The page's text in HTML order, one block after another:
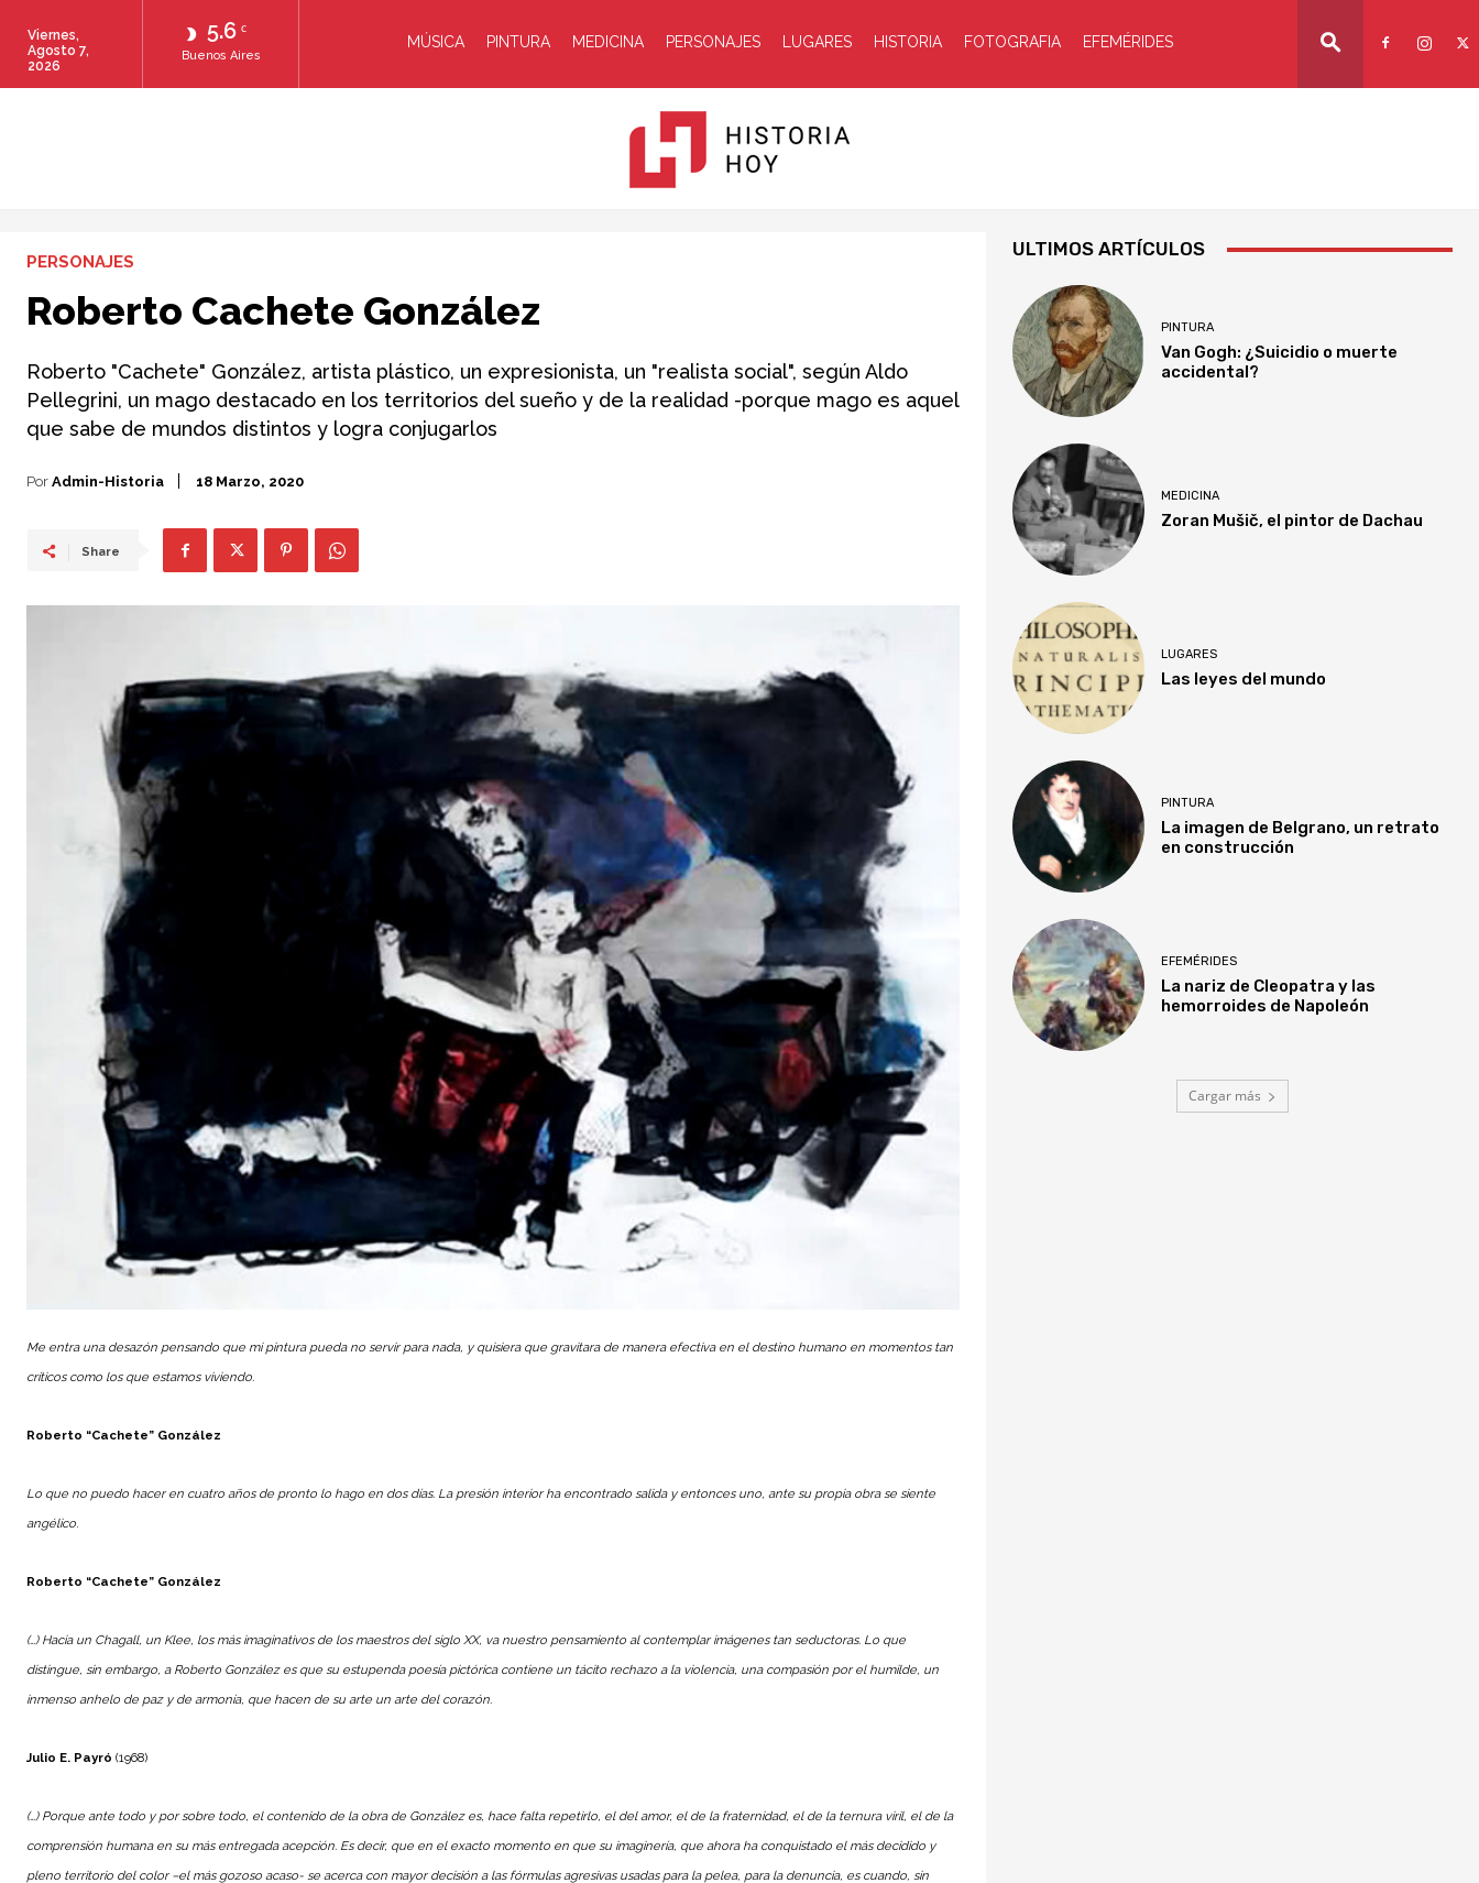
5.6 C
Buenos Aires
Viernes,
Agosto 7,
2026
MÚSICA PINTURA MEDICINA PERSONAJES LUGARES HISTORIA FOTOGRAFIA EFEMÉRIDES
PERSONAJES
Roberto Cachete González
Roberto "Cachete" González, artista plástico, un expresionista, un "realista social", según Aldo
Pellegrini, un mago destacado en los territorios del sueño y de la realidad -porque mago es aquel
que sabe de mundos distintos y logra conjugarlos
Por Admin-Historia 18 Marzo, 2020
Share
Me entra una desazón pensando que mi pintura pueda no servir para nada, y quisiera que gravitara de manera efectiva en el destino humano en momentos tan
críticos como los que estamos viviendo.
Roberto “Cachete” González
Lo que no puedo hacer en cuatro años de pronto lo hago en dos días. La presión interior ha encontrado salida y entonces uno, ante su propia obra se siente
angélico.
Roberto “Cachete” González
(…) Hacia un Chagall, un Klee, los más imaginativos de los maestros del siglo XX, va nuestro pensamiento al contemplar imágenes tan seductoras. Lo que
distingue, sin embargo, a Roberto González es que su estupenda poesía pictórica contiene un tácito rechazo a la violencia, una compasión por el humilde, un
inmenso anhelo de paz y de armonía, que hacen de su arte un arte del corazón.
Julio E. Payró (1968)
(…) Porque ante todo y por sobre todo, el contenido de la obra de González es, hace falta repetirlo, el del amor, el de la fraternidad, el de la ternura viril, el de la
comprensión humana en su más entregada acepción. Es decir, que en el exacto momento en que su imaginería, que ahora ha conquistado el más decidido y
pleno territorio del color –el más gozoso acaso- se acerca con mayor decisión a las fórmulas agresivas usadas para la pelea, para la denuncia, es cuando, sin
ULTIMOS ARTÍCULOS
PINTURA
Van Gogh: ¿Suicidio o muerte
accidental?
MEDICINA
Zoran Mušič, el pintor de Dachau
LUGARES
Las leyes del mundo
PINTURA
La imagen de Belgrano, un retrato
en construcción
EFEMÉRIDES
La nariz de Cleopatra y las
hemorroides de Napoleón
Cargar más